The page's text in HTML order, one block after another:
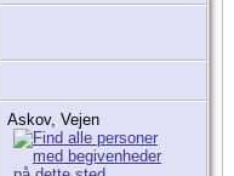
Askov, Vejen